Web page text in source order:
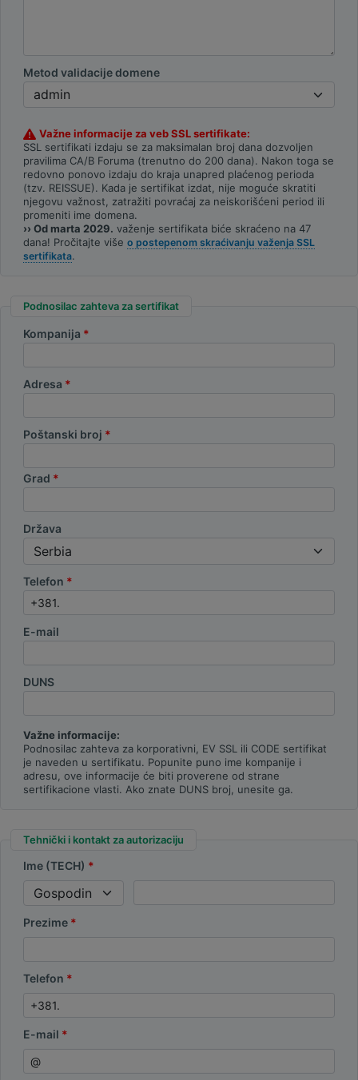
Metod validacije domene
Važne informacije za veb SSL sertifikate:
SSL sertifikati izdaju se za maksimalan broj dana dozvoljen
pravilima CA/B Foruma (trenutno do 200 dana). Nakon toga se
redovno ponovo izdaju do kraja unapred plaćenog perioda
(tzv. REISSUE). Kada je sertifikat izdat, nije moguće skratiti
njegovu važnost, zatražiti povraćaj za neiskorišćeni period ili
promeniti ime domena.
›› Od marta 2029. važenje sertifikata biće skraćeno na 47
dana! Pročitajte više o postepenom skraćivanju važenja SSL
sertifikata.
Podnosilac zahteva za sertifikat
Kompanija
Adresa
Poštanski broj
Grad
Država
Telefon
E-mail
DUNS
Važne informacije:
Podnosilac zahteva za korporativni, EV SSL ili CODE sertifikat
je naveden u sertifikatu. Popunite puno ime kompanije i
adresu, ove informacije će biti proverene od strane
sertifikacione vlasti. Ako znate DUNS broj, unesite ga.
Tehnički i kontakt za autorizaciju
Ime (TECH)
Prezime
Telefon
E-mail